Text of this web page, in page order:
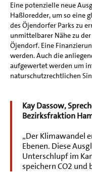
Eine potenzielle neue
Haßloredder, um so eine
des Öjendorfer Parks zu
unmittelbarer Nähe zu
Öjendorf. Eine
werden. Auch die
aufgewertet werden um
naturschutzrechtlichen
Kay Dassow,
Bezirksfraktion
„Der Klimawandel
Ebenen. Diese
Unterschlupf im
speichern CO2 und